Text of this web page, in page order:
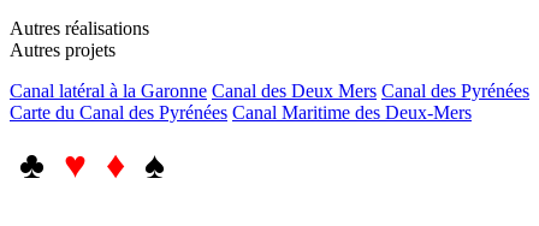
Autres réalisations
Autres projets
Canal latéral à la Garonne Canal des Deux Mers Canal des Pyrénées
Carte du Canal des Pyrénées Canal Maritime des Deux-Mers
♣ ♥ ♦ ♠